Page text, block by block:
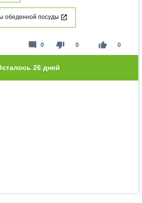
обеденной посуды
thumb_down 0 thumb_up 0
mode_comment 0
26 дней